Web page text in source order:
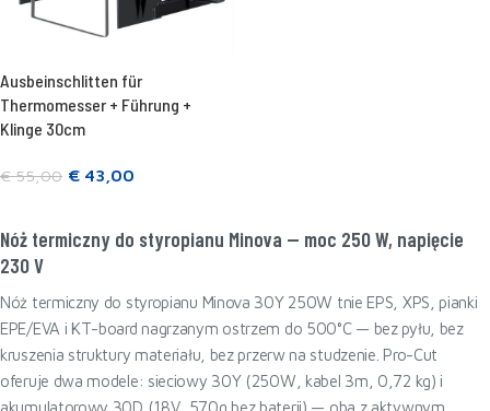
Ausbeinschlitten für
Thermomesser + Führung +
Klinge 30cm
€55,00 € 43,00
Nóż termiczny do styropianu Minova — moc 250 W, napięcie
230 V
Nóż termiczny do styropianu Minova 30Y 250W tnie EPS, XPS, pianki
EPE/EVA i KT-board nagrzanym ostrzem do 500°C — bez pyłu, bez
kruszenia struktury materiału, bez przerw na studzenie. Pro-Cut
oferuje dwa modele: sieciowy 30Y (250W, kabel 3m, 0,72 kg) i
akumulatorowy 30D (18V, 570g bez baterii) — oba z aktywnym